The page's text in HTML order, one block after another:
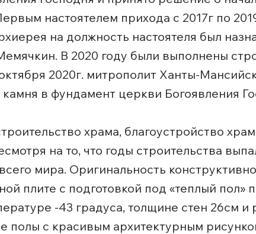
настоятелем прихода с 2017г по
на должность настоятеля был
В 2020 году были выполнены
2020г. митрополит Ханты-
камня в фундамент церкви Богоявления
храма, благоустройство
на то, что годы строительства
мира. Оригинальность
плите с подготовкой под «теплый
-43 градуса, толщине стен 26см и
полы с красивым архитектурным